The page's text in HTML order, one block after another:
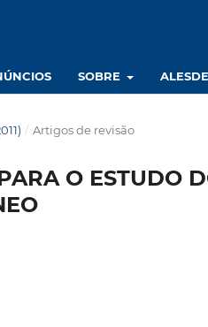
SOBRE ALESDE
/ Artigos de revisão
O ESTUDO